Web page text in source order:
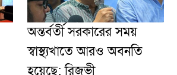
অন্তর্বর্তী সরকারের সময়
স্বাস্থ্যখাতে আরও অবনতি
হয়েছে: রিজভী